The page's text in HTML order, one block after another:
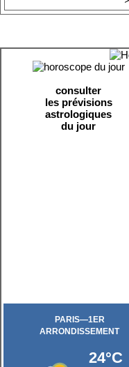
consulter
les prévisions
astrologiques
du jour